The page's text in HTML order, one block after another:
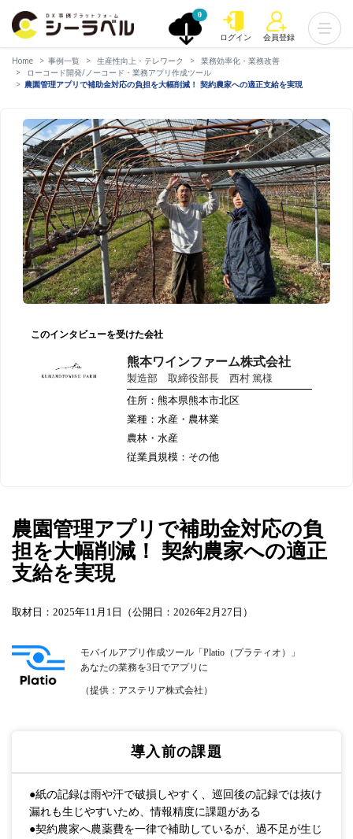
0
ログイン 会員登録
Home 事例一覧 生産性向上・テレワーク
業務効率化・業務改善
ローコード開発/ノーコード・業務アプリ作成ツール
農園管理アプリで補助金対応の負担を大幅削減！ 契約農家への適正支給を実現
このインタビューを受けた会社
熊本ワインファーム株式会社
製造部 取締役部長 西村 篤様
住所：熊本県熊本市北区
業種：水産・農林業
農林・水産
従業員規模：その他
農園管理アプリで補助金対応の負
担を大幅削減！ 契約農家への適正
支給を実現
取材日：2025年11月1日（公開日：2026年2月27日）
モバイルアプリ作成ツール「Platio（プラティオ）」
あなたの業務を3日でアプリに
（提供：アステリア株式会社）
導入前の課題
●紙の記録は雨や汗で破損しやすく、巡回後の記録では抜け
漏れも生じやすいため、情報精度に課題がある
●契約農家へ農薬費を一律で補助しているが、過不足が生じ